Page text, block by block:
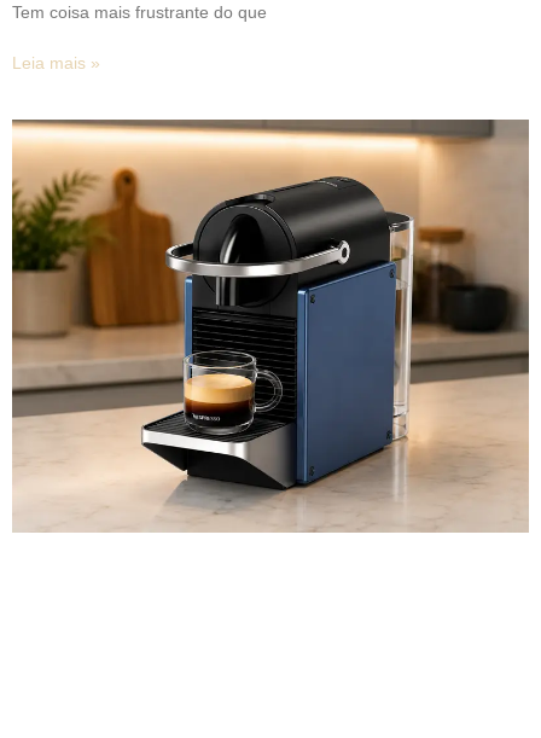
Tem coisa mais frustrante do que
Leia mais »